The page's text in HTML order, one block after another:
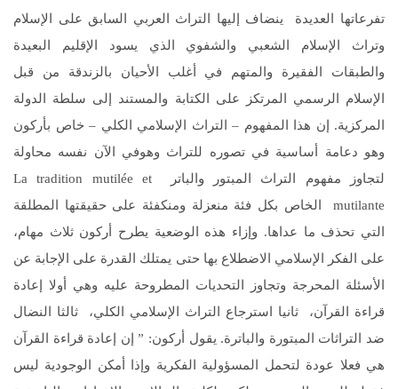
تفرعاتها العديدة ينضاف إليها التراث العربي السابق على الإسلام
وتراث الإسلام الشعبي والشفوي الذي يسود الإقليم البعيدة
والطبقات الفقيرة والمتهم في أغلب الأحيان بالزندقة من قبل
الإسلام الرسمي المرتكز على الكتابة والمستند إلى سلطة الدولة
المركزية. إن هذا المفهوم – التراث الإسلامي الكلي – خاص بأركون
وهو دعامة أساسية في تصوره للتراث وهوفي الآن نفسه محاولة
لتجاوز مفهوم التراث المبتور والباتر La tradition mutilée et
mutilante الخاص بكل فئة منعزلة ومنكفئة على حقيقتها المطلقة
التي تحذف ما عداها. وإزاء هذه الوضعية يطرح أركون ثلاث مهام،
على الفكر الإسلامي الاضطلاع بها حتى يمتلك القدرة على الإجابة عن
الأسئلة المحرجة وتجاوز التحديات المطروحة عليه وهي أولا إعادة
قراءة القرآن، ثانيا استرجاع التراث الإسلامي الكلي، ثالثا النضال
ضد التراثات المبتورة والباترة. يقول أركون: ” إن إعادة قراءة القرآن
هي فعلا عودة لتحمل المسؤولية الفكرية وإذا أمكن الوجودية ليس